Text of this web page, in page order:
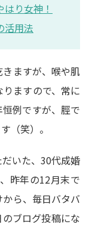
り女神！
活用法
ますが、喉や肌
ますので、常に
例ですが、脛で
（笑）。
いた、30代成婚
昨年の12月末で
ら、毎日バタバ
ブログ投稿にな